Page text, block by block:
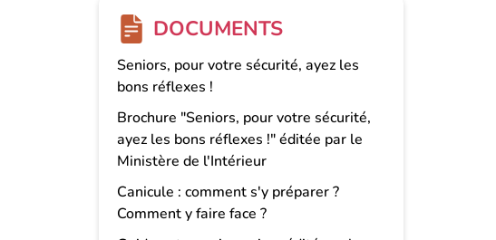
DOCUMENTS
Seniors, pour votre sécurité, ayez les
bons réflexes !
Brochure "Seniors, pour votre sécurité,
ayez les bons réflexes !" éditée par le
Ministère de l'Intérieur
Canicule : comment s'y préparer ?
Comment y faire face ?